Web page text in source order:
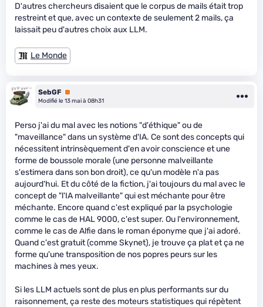
D'autres chercheurs disaient que le corpus de mails était trop
restreint et que, avec un contexte de seulement 2 mails, ça
laissait peu d'autres choix aux LLM.
Le Monde
SebGF Premium
Modifié le 13 mai à 08h31
Perso j'ai du mal avec les notions "d'éthique" ou de
"maveillance" dans un système d'IA. Ce sont des concepts qui
nécessitent intrinsèquement d'en avoir conscience et une
forme de boussole morale (une personne malveillante
s'estimera dans son bon droit), ce qu'un modèle n'a pas
aujourd'hui. Et du côté de la fiction, j'ai toujours du mal avec le
concept de "l'IA malveillante" qui est méchante pour être
méchante. Encore quand c'est expliqué par la psychologie
comme le cas de HAL 9000, c'est super. Ou l'environnement,
comme le cas de Alfie dans le roman éponyme que j'ai adoré.
Quand c'est gratuit (comme Skynet), je trouve ça plat et ça ne
forme qu'une transposition de nos popres peurs sur les
machines à mes yeux.
Si les LLM actuels sont de plus en plus performants sur du
raisonnement, ça reste des moteurs statistiques qui répètent